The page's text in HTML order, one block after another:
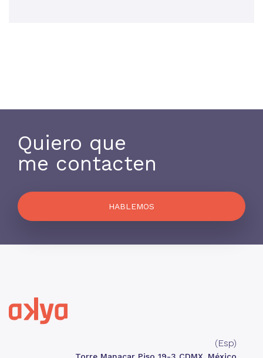
Quiero que
me contacten
HABLEMOS
(Esp)